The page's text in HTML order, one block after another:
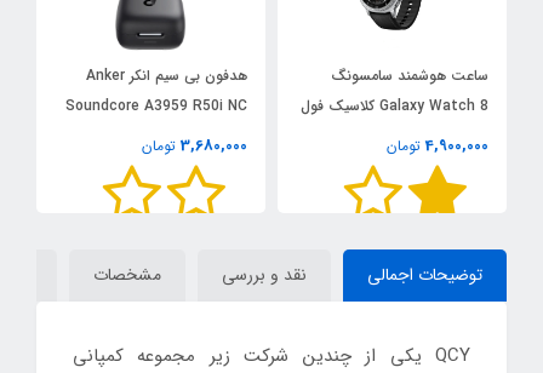
ساعت هوشمند سامسونگ
Galaxy Watch 8 کلاسیک فول
کپی | سایز 45 میلی متر
4,900,000 تومان
هدفون بی سیم انکر Anker
Soundcore A3959 R50i NC
3,680,000 تومان
توضیحات اجمالی نقد و بررسی مشخصات
QCY یکی از چندین شرکت زیر مجموعه کمپانی